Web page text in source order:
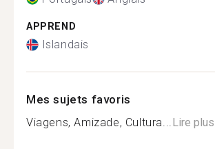
APPREND
Islandais
Mes sujets favoris
Viagens, Amizade, Cultura...Lire plus